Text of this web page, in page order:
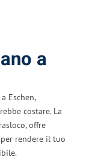
a
Eschen,
costare. La
offre
rendere il tuo